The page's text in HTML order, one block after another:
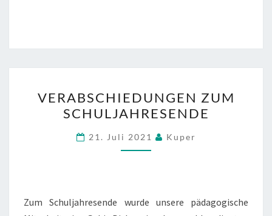
ZUM
SCHULJAHRESENDE
VERABSCHIEDUNGEN ZUM
SCHULJAHRESENDE
21. Juli 2021 Kuper
Zum Schuljahresende wurde unsere pädagogische